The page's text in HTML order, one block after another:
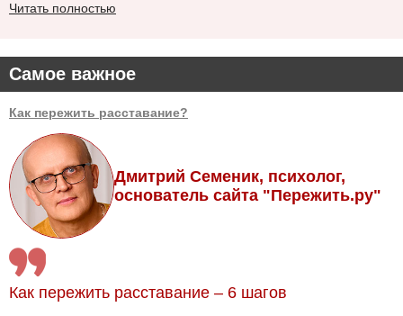
Самое важное
Как пережить расставание?
Дмитрий Семеник, психолог,
основатель сайта "Пережить.ру"
Как пережить расставание – 6 шагов
Читать полностью